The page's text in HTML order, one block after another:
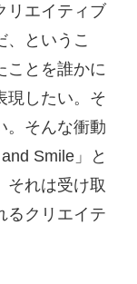
リエイティブ
、というこ
ことを誰かに
現したい。そ
。そんな衝動
Smile」と
それは受け取
るクリエイテ